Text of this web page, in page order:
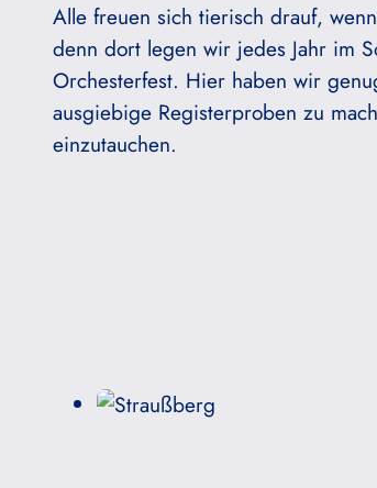
Alle freuen sich tierisch drauf,
denn dort legen wir jedes Jahr im
Orchesterfest. Hier haben wir
ausgiebige Registerproben zu
einzutauchen.